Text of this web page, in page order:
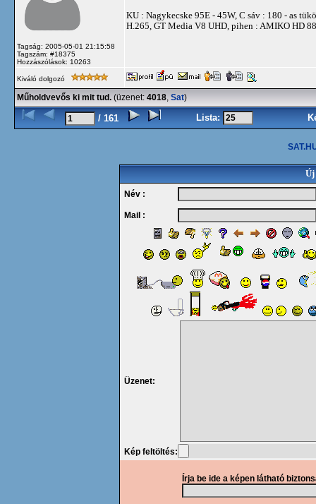
Tagság: 2005-05-01 21:15:58
Tagszám: #18375
Hozzászólások: 10263
KU : Nagykecske 95E - 45W, C sáv : 180 - as
H.265, GT Media V8 UHD, pihen : AMIKO HD
Kiváló dolgozó
Műholdvevős ki mit tud. (üzenet: 4018, Sat)
/ 161 Lista:
Új
Név :
Mail :
Üzenet:
Kép feltöltés:
Írja be ide a képen látható